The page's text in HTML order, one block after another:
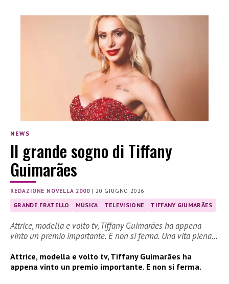
NEWS
Il grande sogno di Tiffany
Guimarães
REDAZIONE NOVELLA 2000|20 GIUGNO 2026
GRANDE FRATELLO MUSICA TELEVISIONE TIFFANY GIUMARÃES
Attrice, modella e volto tv, Tiffany Guimarães ha appena
vinto un premio importante. E non si ferma. Una vita piena…
Attrice, modella e volto tv, Tiffany Guimarães ha
appena vinto un premio importante. E non si ferma.